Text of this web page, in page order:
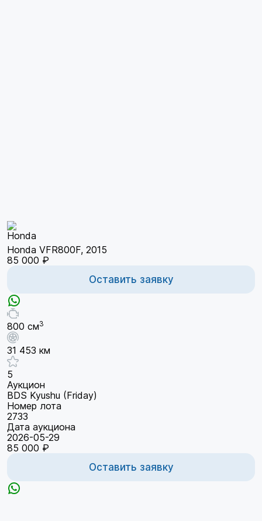
Honda VFR800F, 2015
85 000 ₽
Оставить заявку
800 см3
31 453 км
5
Аукцион
BDS Kyushu (Friday)
Номер лота
2733
Дата аукциона
2026-05-29
85 000 ₽
Оставить заявку